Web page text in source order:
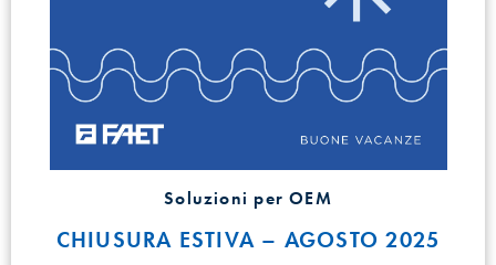
Soluzioni per OEM
CHIUSURA ESTIVA – AGOSTO 2025